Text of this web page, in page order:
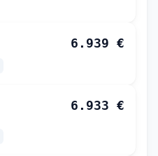
6.939 €
6.933 €